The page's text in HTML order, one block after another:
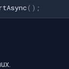
();